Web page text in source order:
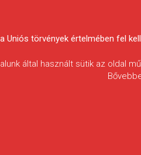
Horgász
Uniós törvények értelmében fel
által használt sütik az oldal